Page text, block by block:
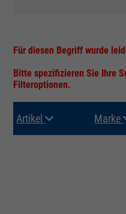
Für diesen Begriff wurde
Bitte spezifizieren Sie Ihre
Filteroptionen.
Artikel Marke